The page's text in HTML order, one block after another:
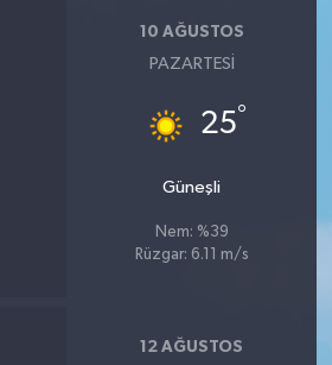
10 AĞUSTOS
PAZARTESI
25°
Güneşli
Nem: %39
Rüzgar: 6.11 m/s
12 AĞUSTOS